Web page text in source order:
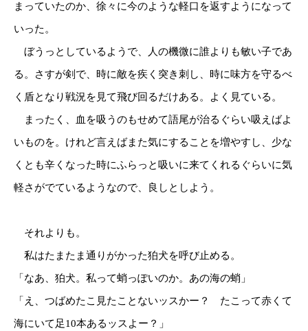
まっていたのか、徐々に今のような軽口を返すようになって
いった。
ぼうっとしているようで、人の機微に誰よりも敏い子であ
る。さすが剣で、時に敵を疾く突き刺し、時に味方を守るべ
く盾となり戦況を見て飛び回るだけある。よく見ている。
まったく、血を吸うのもせめて語尾が治るぐらい吸えばよ
いものを。けれど言えばまた気にすることを増やすし、少な
くとも辛くなった時にふらっと吸いに来てくれるぐらいに気
軽さがでているようなので、良しとしよう。
それよりも。
私はたまたま通りがかった狛犬を呼び止める。
「なあ、狛犬。私って蛸っぽいのか。あの海の蛸」
「え、つばめたこ見たことないッスかー？ たこって赤くて
海にいて足10本あるッスよー？」